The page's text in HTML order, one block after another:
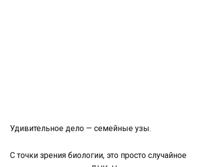
Удивительное дело — семейные узы.
С точки зрения биологии, это просто случайное